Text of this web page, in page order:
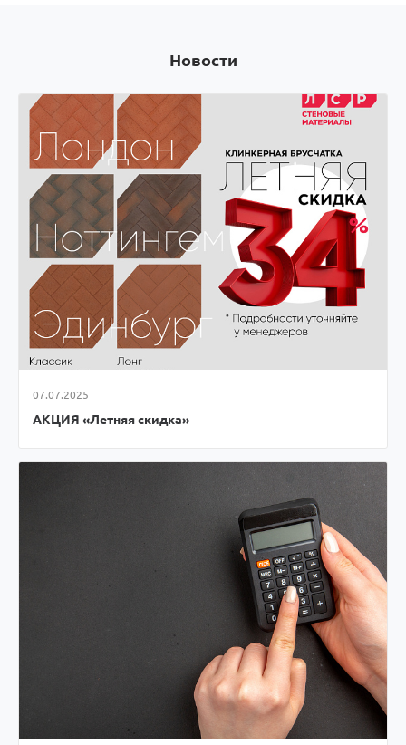
Новости
07.07.2025
АКЦИЯ «Летняя скидка»